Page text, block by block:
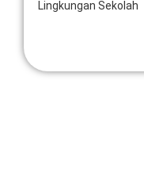
Lingkungan Sekolah